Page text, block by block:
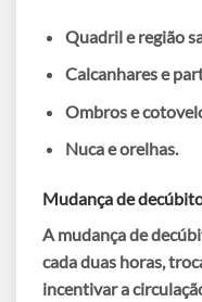
Quadril e região
Calcanhares e
Ombros e
Nuca e orelhas.
Mudança de
A mudança de
cada duas horas,
incentivar a